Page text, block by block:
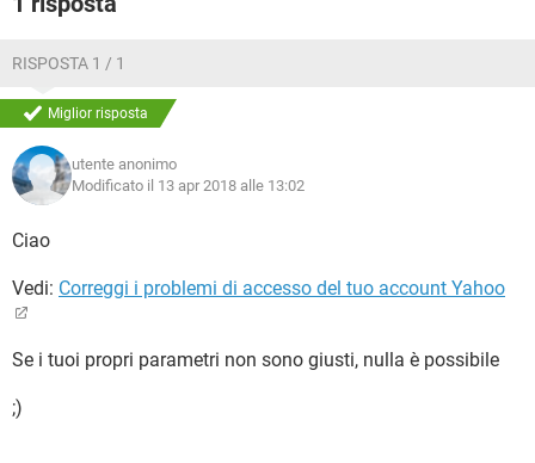
RISPOSTA 1 / 1
Miglior risposta
utente anonimo
Modificato il 13 apr 2018 alle 13:02
Ciao
Vedi: Correggi i problemi di accesso del tuo account Yahoo
Se i tuoi propri parametri non sono giusti, nulla è possibile
;)